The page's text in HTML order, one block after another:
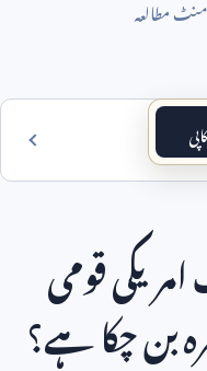
قومی
بن چکا ہے؟